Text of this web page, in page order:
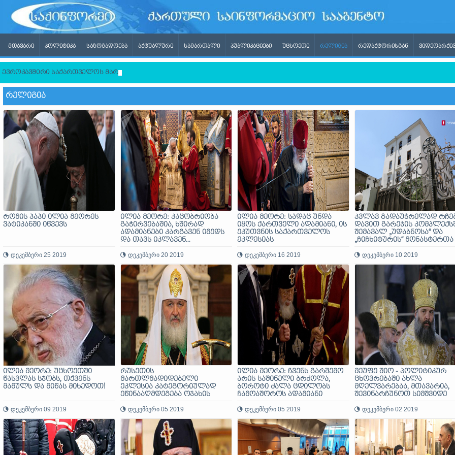
ᲛᲗᲐᲕᲐᲠᲘ ᲞᲝᲚᲘᲢᲘᲙᲐ ᲡᲐᲖᲝᲒᲐᲓᲝᲔᲑᲐ ᲐᲥᲢᲣᲐᲚᲣᲠᲘ ᲡᲐᲛᲐᲠᲗᲐᲚᲘ ᲞᲣᲑᲚᲘᲙᲐᲪᲘᲔᲑᲘ ᲣᲪᲮᲝᲔᲗᲘ ᲠᲔᲚᲘᲒᲘᲐ ᲠᲔᲓᲐᲥᲢᲝᲠᲘᲡᲒᲐᲜ
ევროკავშირი საქართველოს მართლმადიდებელი ეკლესიისგან ლგბტ პროპაგანდას ითხოვდა, ხოლო უარის თქმის შემდეგ ის
ᲠᲔᲚᲘᲒᲘᲐ
რომის პაპი ილია მეორეს
ვატიკანში იწვევს
დეკემბერი 25 2019
ილია მეორე: კაცობრიობა
გაჭირვებაშია, ხშირად
ადამიანები კარგავენ იმედს
და თავს იკლავენ...
დეკემბერი 20 2019
ილია მეორე: სადაც უნდა
იყოს ქართველი ადამიანი, ის
ეკუთვნის საქართველოს
ეკლესიას
დეკემბერი 16 2019
კვლავ გადაუჭრელად
დავით გარეჯის
შემავალ „უდაბნოსა“ და
„ჩიჩხიტურის“ მონასტერთა
საპატრიარქო
დეკემბერი 10 2019
ილია მეორე: უცხოეთში
წასვლას სჯობს, თქვენს
მამულს და მიწას მიხედოთ!
დეკემბერი 09 2019
რუსეთის
მართლმადიდებელი
ეკლესია კატეგორიულად
ეწინააღმდეგება ოჯახის
ჩარევას - პატრიარქი კირილი
დეკემბერი 05 2019
ილია მეორე: ჩვენს გარშემო
არის საშინელი ბრძოლა,
ბოროტი ძალა ცდილობს
ჩამოაშოროს ადამიანი
დეკემბერი 05 2019
მეუფე შიო - პოლიტიკურ
ცხოვრებაში ახლა
მღელვარებაა, მთავარია,
შევინარჩუნოთ სიმშვიდე
დეკემბერი 02 2019